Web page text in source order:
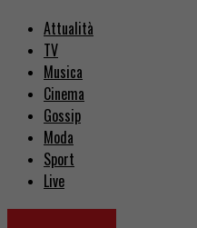
Attualità
TV
Musica
Cinema
Gossip
Moda
Sport
Live